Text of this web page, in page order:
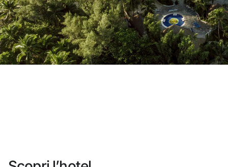
Approfitta dei vantaggi di fare parte di
miglior prezzo garantito
Cancellazione gratuita